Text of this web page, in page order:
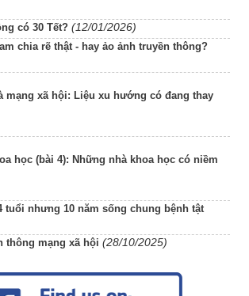
có 30 Tết? (12/01/2026)
chia rẽ thật - hay ảo ảnh truyền thông?
mạng xã hội: Liệu xu hướng có đang thay
học (bài 4): Những nhà khoa học có niềm
tuổi nhưng 10 năm sống chung bệnh tật
thông mạng xã hội (28/10/2025)